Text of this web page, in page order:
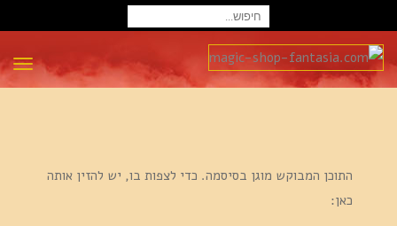
התוכן המבוקש מוגן בסיסמה. כדי לצפות בו, יש להזין אותה
כאן: